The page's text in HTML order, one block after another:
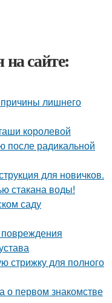
сайте:
лишнего
королевой
после радикальной
для новичков.
стакана воды!
саду
стрижку для полного
о первом знакомстве